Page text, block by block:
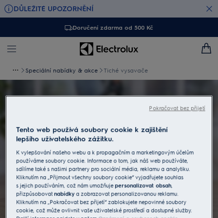
DŮLEŽITÉ UPOZORNĚNÍ
Doručení zdarma od 500 Kč
Speciální nabídky & akce Tiché vysavače
Vysávejte kdykoliv. Vysávejte chytře.
Je pro vás vysávání v časných ranních hodinách tabu,
protože byste vysavačem rušili sousedy? Prozkoumejte
výhody našich nejlepších a nejtišších vysavačů a
vysávejte kdykoliv. Už se nemusíte omezovat.
Prohlédněte si modely našich sáčkových vysavačů
Tento web používá soubory cookie k zajištění
lepšího uživatelského zážitku.
K vylepšování našeho webu a k propagačním a marketingovým účelům
používáme soubory cookie. Informace o tom, jak náš web používáte,
sdílíme také s našimi partnery pro sociální média, reklamu a analytiku.
Kliknutím na „Přijmout všechny soubory cookie“ vyjadřujete souhlas
s jejich používáním, což nám umožňujepersonalizovat obsah,
přizpůsobovatnabídky a zobrazovat personalizovanou reklamu.
Kliknutím na „Pokračovat bez přijetí“ zablokujete nepovinné soubory
cookie, což může ovlivnit vaše uživatelské prostředí a dostupné služby.
Pokračovat bez přijetí